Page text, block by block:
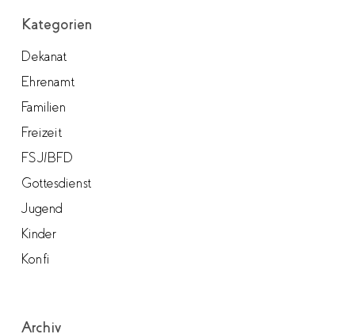
Kategorien
Dekanat
Ehrenamt
Familien
Freizeit
FSJ/BFD
Gottesdienst
Jugend
Kinder
Konfi
Archiv